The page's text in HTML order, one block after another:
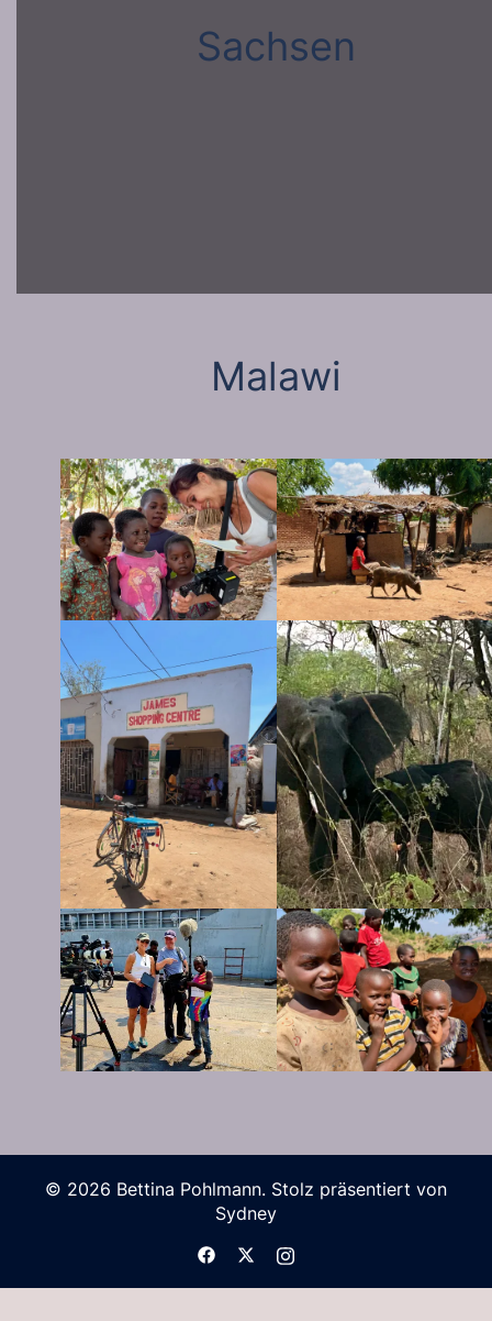
Sachsen
Malawi
© 2026 Bettina Pohlmann. Stolz präsentiert von
Sydney